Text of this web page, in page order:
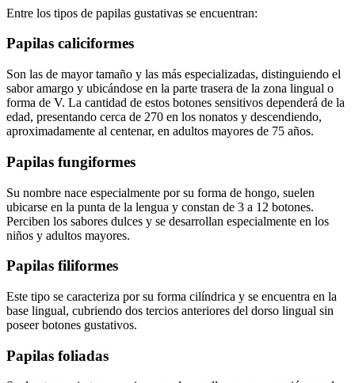
Entre los tipos de papilas gustativas se encuentran:
Papilas caliciformes
Son las de mayor tamaño y las más especializadas, distinguiendo el
sabor amargo y ubicándose en la parte trasera de la zona lingual o
forma de V. La cantidad de estos botones sensitivos dependerá de la
edad, presentando cerca de 270 en los nonatos y descendiendo,
aproximadamente al centenar, en adultos mayores de 75 años.
Papilas fungiformes
Su nombre nace especialmente por su forma de hongo, suelen
ubicarse en la punta de la lengua y constan de 3 a 12 botones.
Perciben los sabores dulces y se desarrollan especialmente en los
niños y adultos mayores.
Papilas filiformes
Este tipo se caracteriza por su forma cilíndrica y se encuentra en la
base lingual, cubriendo dos tercios anteriores del dorso lingual sin
poseer botones gustativos.
Papilas foliadas